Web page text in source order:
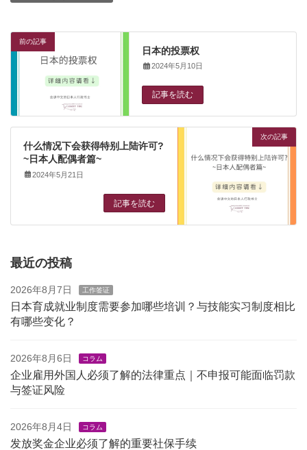
前の記事
日本的投票权
2024年5月10日
記事を読む
次の記事
什么情况下会获得特别上陆许可?
~日本人配偶者篇~
2024年5月21日
記事を読む
最近の投稿
2026年8月7日 工作签证
日本育成就业制度需要参加哪些培训？与技能实习制度相比
有哪些变化？
2026年8月6日 コラム
企业雇用外国人必须了解的法律重点｜不申报可能面临罚款
与签证风险
2026年8月4日 コラム
发放奖金企业必须了解的重要社保手续